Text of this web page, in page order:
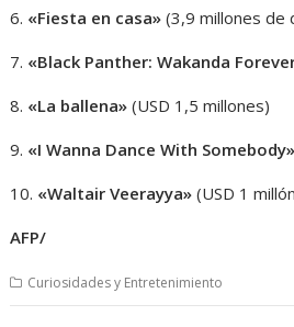
6. «Fiesta en casa» (3,9 millones de
7. «Black Panther: Wakanda
8. «La ballena» (USD 1,5 millones)
9. «I Wanna Dance With Somebody»
10. «Waltair Veerayya» (USD 1
AFP/
Curiosidades y Entretenimiento